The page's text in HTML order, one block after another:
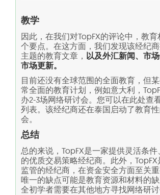
教学
因此，在我们对TopFX的评论中，教
个要点。在这方面，我们发现该经纪
主题的教育文章， 以及外汇新闻、市
市场更新。
目前还没有全球范围的全面教育，但
常全面的教育计划，例如意大利，
办2-3场网络研讨会。您可以在此处查
列表。该经纪商还在泰国启动了教育
会。
总结
总的来说，TopFX是一家提供灵活条
的优质交易策略经纪商。此外，
监管的经纪商，在资金安全方面至关重
唯一的缺点可能是教育资源和材料的
全初学者需要在其他地方寻找网络研讨